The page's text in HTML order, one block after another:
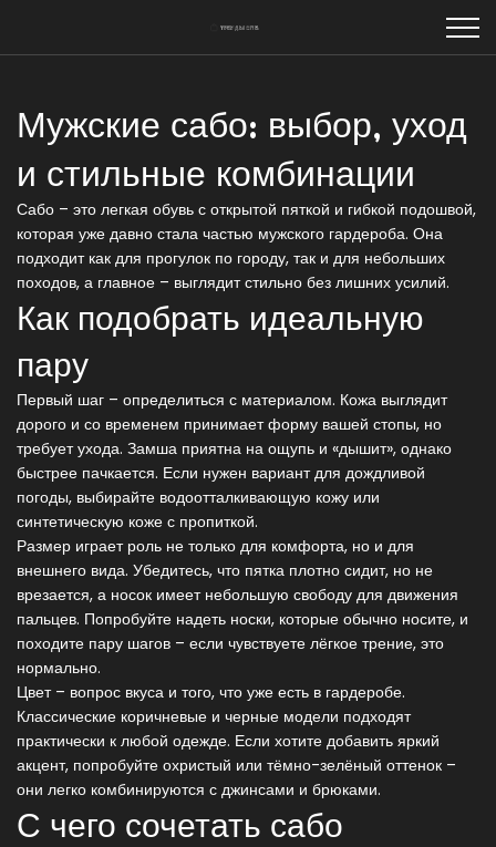
Мужские сабо: выбор, уход
и стильные комбинации
Сабо – это легкая обувь с открытой пяткой и гибкой подошвой,
которая уже давно стала частью мужского гардероба. Она
подходит как для прогулок по городу, так и для небольших
походов, а главное – выглядит стильно без лишних усилий.
Как подобрать идеальную
пару
Первый шаг – определиться с материалом. Кожа выглядит
дорого и со временем принимает форму вашей стопы, но
требует ухода. Замша приятна на ощупь и «дышит», однако
быстрее пачкается. Если нужен вариант для дождливой
погоды, выбирайте водоотталкивающую кожу или
синтетическую коже с пропиткой.
Размер играет роль не только для комфорта, но и для
внешнего вида. Убедитесь, что пятка плотно сидит, но не
врезается, а носок имеет небольшую свободу для движения
пальцев. Попробуйте надеть носки, которые обычно носите, и
походите пару шагов – если чувствуете лёгкое трение, это
нормально.
Цвет – вопрос вкуса и того, что уже есть в гардеробе.
Классические коричневые и черные модели подходят
практически к любой одежде. Если хотите добавить яркий
акцент, попробуйте охристый или тёмно-зелёный оттенок –
они легко комбинируются с джинсами и брюками.
С чего сочетать сабо